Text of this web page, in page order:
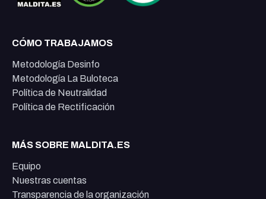
CÓMO TRABAJAMOS
Metodología Desinfo
Metodología La Buloteca
Política de Neutralidad
Política de Rectificación
MÁS SOBRE MALDITA.ES
Equipo
Nuestras cuentas
Transparencia de la organización